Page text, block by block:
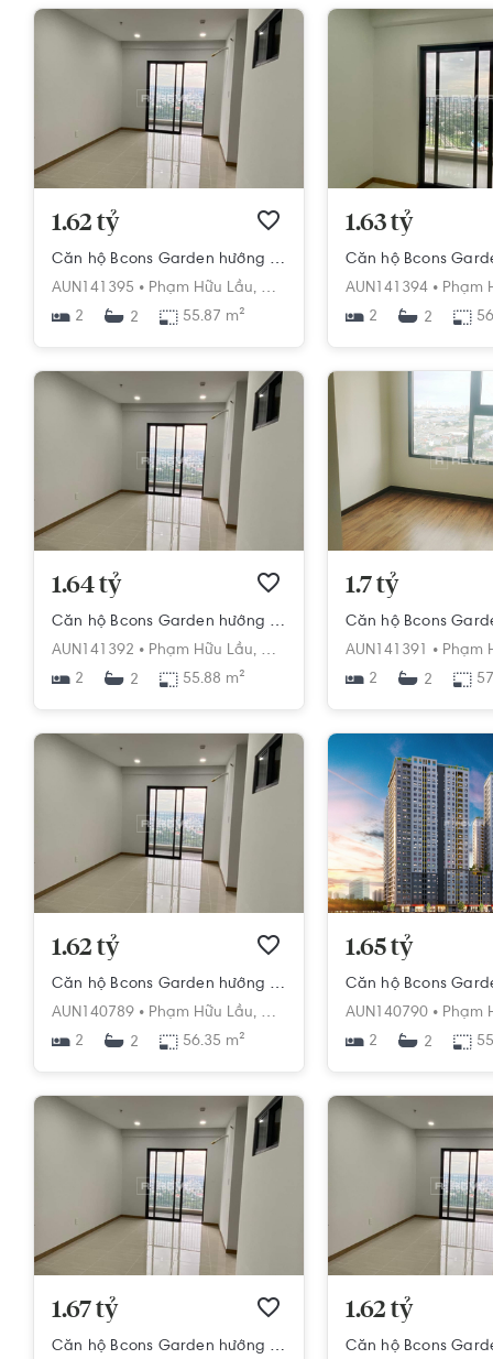
1.62 tỷ
Căn hộ Bcons Garden hướng ban công bắc nội thất cơ bản diện tích 55.87m².
AUN141395 • Phạm Hữu Lầu, Dĩ An, Dĩ An, Bình Dương
2
2 55.87 m²
1.63 tỷ
AUN141394 • Phạm
2
2
1.64 tỷ
Căn hộ Bcons Garden hướng ban công nam nội thất cơ bản diện tích 55.88m².
AUN141392 • Phạm Hữu Lầu, Dĩ An, Dĩ An, Bình Dương
2
2 55.88 m²
1.7 tỷ
AUN141391 • Phạm
2
2
1.62 tỷ
Căn hộ Bcons Garden hướng ban công nam nội thất cơ bản diện tích 56.35m².
AUN140789 • Phạm Hữu Lầu, Dĩ An, Dĩ An, Bình Dương
2
2 56.35 m²
1.65 tỷ
AUN140790 • Phạm
2
2
1.67 tỷ
Căn hộ Bcons Garden hướng ban công tây nội thất cơ bản diện tích 57m²
1.62 tỷ